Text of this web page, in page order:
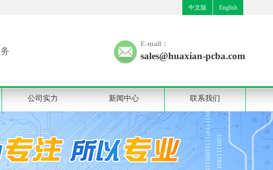
中文版 English
E-mail：
sales@huaxian-pcba.com
公司实力 新闻中心 联系我们